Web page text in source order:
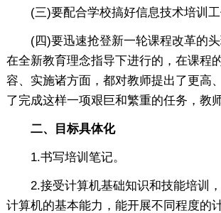
(三)要配合学校搞好信息技术培训工
(四)要迅速抢登新一轮课程改革的头
在全新教育理念指导下进行的，在课程
容、实施诸方面，都对教师提出了更高
了完成这样一项艰巨和繁重的任务，教
二、目标具体化
1.书写培训笔记。
2.接受计算机基础知识和技能培训，
计算机的基本能力，能开展不同程度的